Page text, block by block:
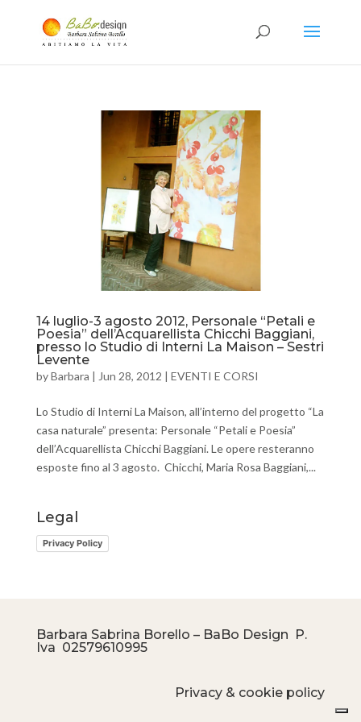
14 luglio-3 agosto 2012, Personale “Petali e
Poesia” dell’Acquarellista Chicchi Baggiani,
presso lo Studio di Interni La Maison – Sestri
Levente
byBarbara | Jun 28, 2012 | EVENTI E CORSI
Lo Studio di Interni La Maison, all’interno del progetto “La
casa naturale” presenta: Personale “Petali e Poesia”
dell’Acquarellista Chicchi Baggiani. Le opere resteranno
esposte fino al 3 agosto. Chicchi, Maria Rosa Baggiani,...
Legal
Privacy Policy
Barbara Sabrina Borello – BaBo Design P.
Iva 02579610995
Privacy & cookie policy